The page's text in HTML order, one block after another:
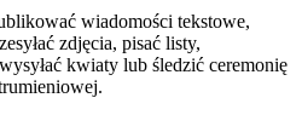
wiadomości tekstowe,
zdjęcia, pisać listy,
kwiaty lub śledzić ceremonię